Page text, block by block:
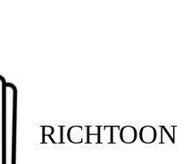
RICHTOON